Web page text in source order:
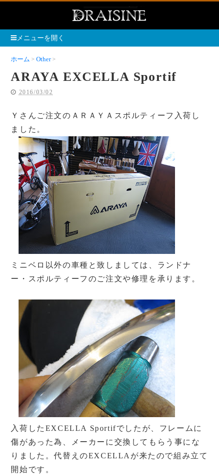
メニューを開く
ホーム Other
ARAYA EXCELLA Sportif
2016/03/02
Ｙさんご注文のＡＲＡＹＡスポルティーフ入荷し
ました。
ミニベロ以外の車種と致しましては、ランドナ
ー・スポルティーフのご注文や修理を承ります。
入荷したEXCELLA Sportifでしたが、フレームに
傷があった為、メーカーに交換してもらう事にな
りました。代替えのEXCELLAが来たので組み立て
開始です。